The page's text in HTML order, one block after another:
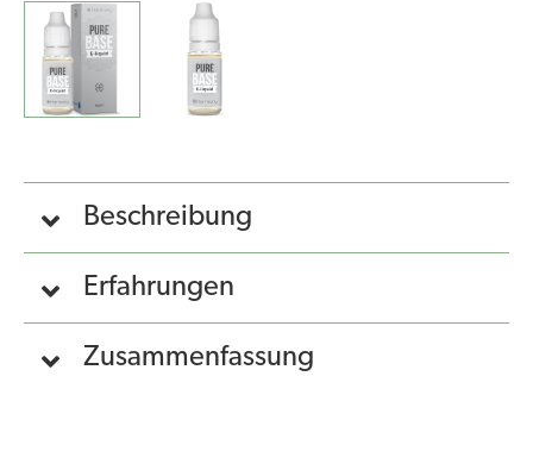
Beschreibung
Erfahrungen
Zusammenfassung